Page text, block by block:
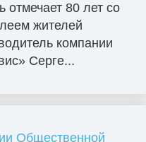
отмечает 80 лет со
жителей
компании
Серге...
Общественной